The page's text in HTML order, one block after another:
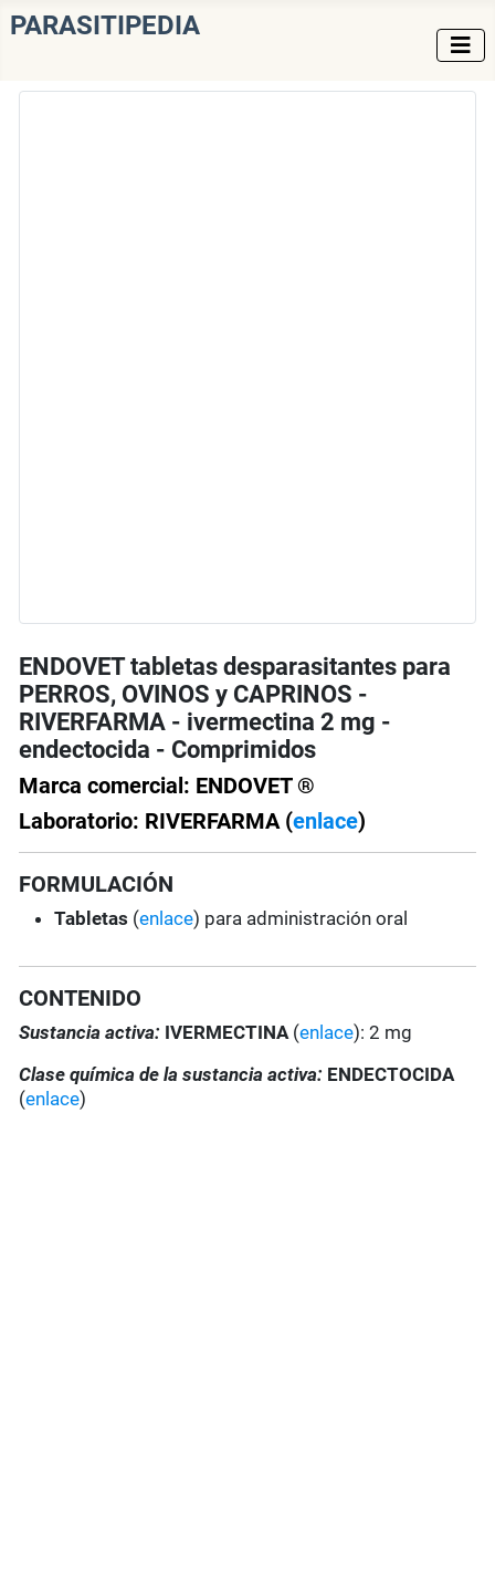
PARASITIPEDIA
ENDOVET tabletas desparasitantes para
PERROS, OVINOS y CAPRINOS -
RIVERFARMA - ivermectina 2 mg -
endectocida - Comprimidos
Marca comercial: ENDOVET ®
Laboratorio: RIVERFARMA (enlace)
FORMULACIÓN
Tabletas (enlace) para administración oral
CONTENIDO
Sustancia activa: IVERMECTINA(enlace): 2 mg
Clase química de la sustancia activa: ENDECTOCIDA
(enlace)